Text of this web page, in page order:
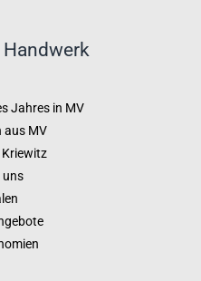
Jahres in MV
aus MV
uns